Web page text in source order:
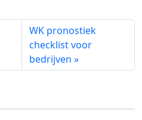
WK pronostiek
checklist voor
bedrijven »